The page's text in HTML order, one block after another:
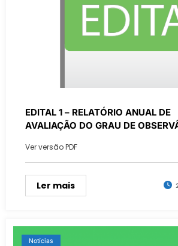
EDITAL 1 – RELATÓRIO ANUAL DE
AVALIAÇÃO DO GRAU DE
DO ESTATUTO DO DIREITO DE
Ver versão PDF
Ler mais
Notícias